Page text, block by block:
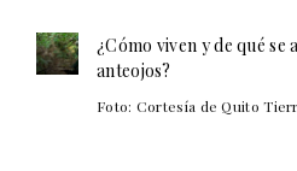
¿Cómo viven y de qué se
anteojos?
Foto: Cortesía de Quito